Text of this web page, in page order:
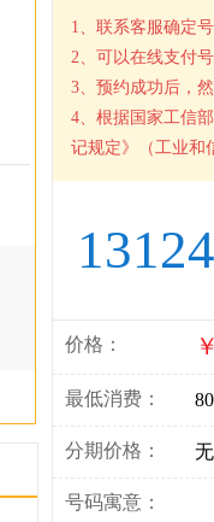
1、联系客服确定
2、可以在线支付
3、预约成功后，
4、根据国家工信
记规定》（工业和
价格：
最低消费： 80
分期价格： 无
号码寓意：